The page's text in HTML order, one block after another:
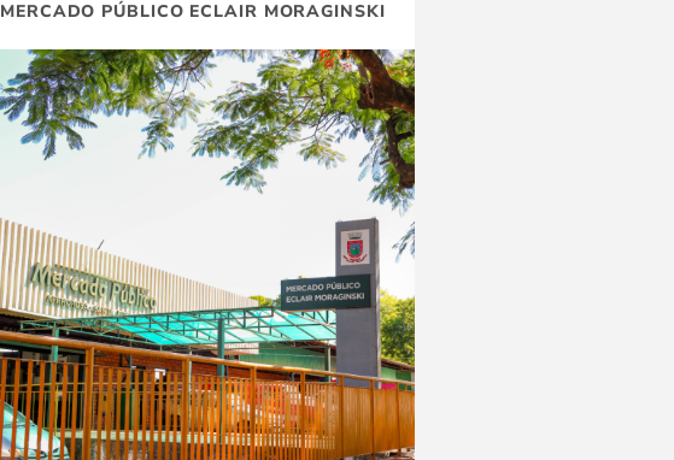
MERCADO PÚBLICO ECLAIR MORAGINSKI